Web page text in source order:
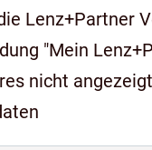
Lenz+Partner
"Mein
nicht